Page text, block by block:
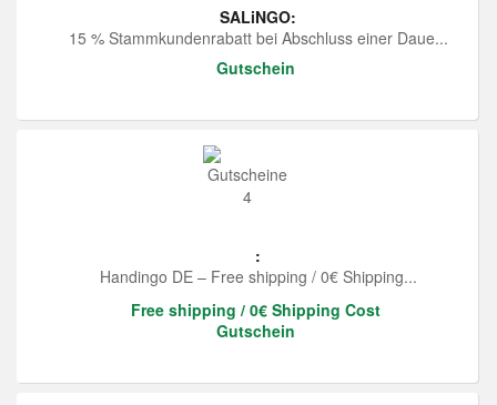
SALiNGO:
15 % Stammkundenrabatt bei Abschluss einer Daue...
Gutschein
:
Handingo DE – Free shipping / 0€ Shipping...
Free shipping / 0€ Shipping Cost
Gutschein